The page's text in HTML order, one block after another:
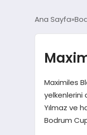
Ana Sayfa
Maximiles
yelkenlerini
Yılmaz ve
Bodrum